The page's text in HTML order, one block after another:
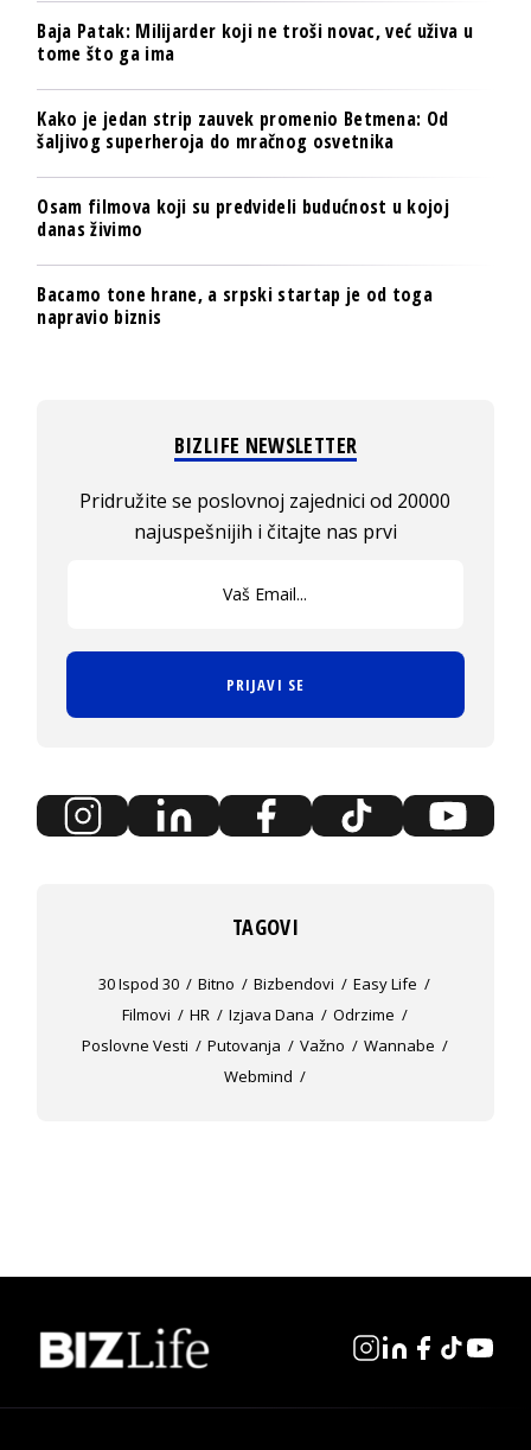
Baja Patak: Milijarder koji ne troši novac, već uživa u
tome što ga ima
Kako je jedan strip zauvek promenio Betmena: Od
šaljivog superheroja do mračnog osvetnika
Osam filmova koji su predvideli budućnost u kojoj
danas živimo
Bacamo tone hrane, a srpski startap je od toga
napravio biznis
BIZLIFE NEWSLETTER
Pridružite se poslovnoj zajednici od 20000
najuspešnijih i čitajte nas prvi
PRIJAVI SE
TAGOVI
30 Ispod 30 Bitno Bizbendovi
Easy Life
Filmovi
HR Izjava Dana
Odrzime
Poslovne Vesti
Putovanja Važno
Wannabe
Webmind